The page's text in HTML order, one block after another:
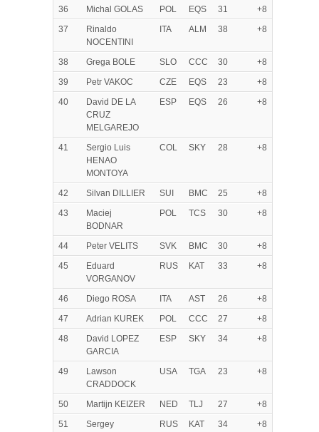
36
Michal GOLAS POL EQS 31
+8
37
Rinaldo
NOCENTINI
ITA ALM 38 +8
38 Grega BOLE SLO CCC 30
+8
39
Petr VAKOC CZE EQS 23
+8
40
David DE LA
CRUZ
MELGAREJO
ESP EQS 26 +8
41
Sergio Luis
HENAO
MONTOYA
COL SKY 28 +8
42 Silvan DILLIER SUI BMC 25
+8
43
Maciej
BODNAR
POL TCS 30 +8
44 Peter VELITS SVK BMC 30
+8
45
Eduard
VORGANOV
RUS KAT 33 +8
46 Diego ROSA ITA AST 26
+8
47
Adrian KUREK POL CCC 27
+8
48
David LOPEZ
GARCIA
ESP SKY 34 +8
49
Lawson
CRADDOCK
USA TGA 23 +8
50 Martijn KEIZER NED TLJ 27
+8
51
Sergey RUS KAT 34 +8